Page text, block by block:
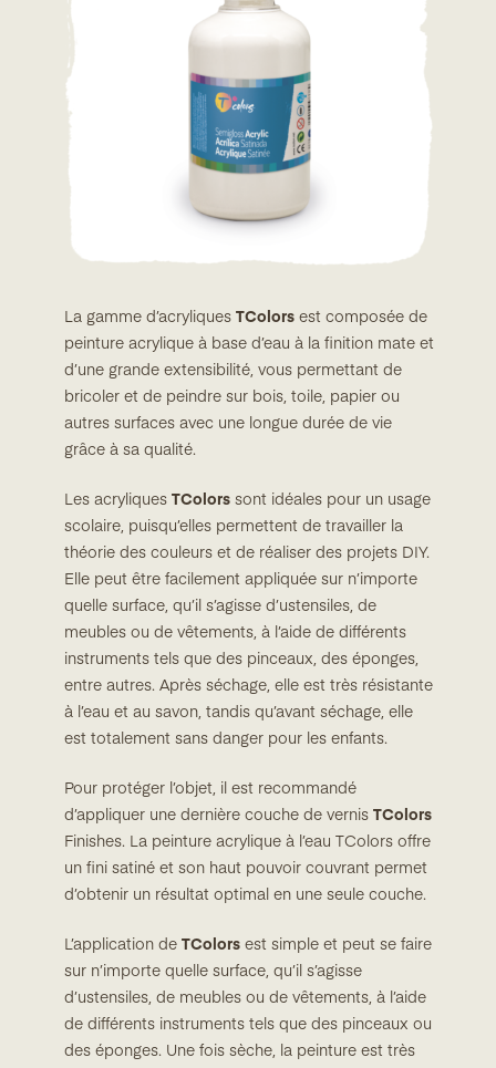
La gamme d’acryliques TColors est composée de
peinture acrylique à base d’eau à la finition mate et
d’une grande extensibilité, vous permettant de
bricoler et de peindre sur bois, toile, papier ou
autres surfaces avec une longue durée de vie
grâce à sa qualité.
Les acryliques TColors sont idéales pour un usage
scolaire, puisqu’elles permettent de travailler la
théorie des couleurs et de réaliser des projets DIY.
Elle peut être facilement appliquée sur n’importe
quelle surface, qu’il s’agisse d’ustensiles, de
meubles ou de vêtements, à l’aide de différents
instruments tels que des pinceaux, des éponges,
entre autres. Après séchage, elle est très résistante
à l’eau et au savon, tandis qu’avant séchage, elle
est totalement sans danger pour les enfants.
Pour protéger l’objet, il est recommandé
d’appliquer une dernière couche de vernis TColors
Finishes. La peinture acrylique à l’eau TColors offre
un fini satiné et son haut pouvoir couvrant permet
d’obtenir un résultat optimal en une seule couche.
L’application de TColors est simple et peut se faire
sur n’importe quelle surface, qu’il s’agisse
d’ustensiles, de meubles ou de vêtements, à l’aide
de différents instruments tels que des pinceaux ou
des éponges. Une fois sèche, la peinture est très